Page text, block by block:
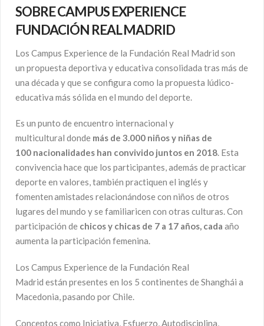
SOBRE CAMPUS EXPERIENCE
FUNDACIÓN REAL MADRID
Los Campus Experience de la Fundación Real Madrid son
un propuesta deportiva y educativa consolidada tras más de
una década y que se configura como la propuesta lúdico-
educativa más sólida en el mundo del deporte.
Es un punto de encuentro internacional y
multicultural donde más de 3.000 niños y niñas de
100 nacionalidades han convivido juntos en 2018. Esta
convivencia hace que los participantes, además de practicar
deporte en valores, también practiquen el inglés y
fomenten amistades relacionándose con niños de otros
lugares del mundo y se familiaricen con otras culturas. Con
participación de chicos y chicas de 7 a 17 años, cada año
aumenta la participación femenina.
Los Campus Experience de la Fundación Real
Madrid están presentes en los 5 continentes de Shanghái a
Macedonia, pasando por Chile.
Conceptos como Iniciativa, Esfuerzo, Autodisciplina,